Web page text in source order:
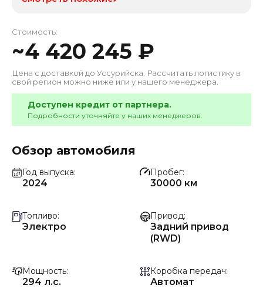
Стоимость:
~4 420 245 ₽
Цена с доставкой до Уссурийска . Рассчитать логистику в
свой регион можно ниже или у нашего менеджера.
Доступен кредит от партнера.
Подробности уточняйте у наших менеджеров.
Обзор автомобиля
Год выпуска
2024
Пробег
30000 км
Топливо
Электро
Привод
Задний привод
(RWD)
Мощность
294 л.с.
Коробка передач
Автомат